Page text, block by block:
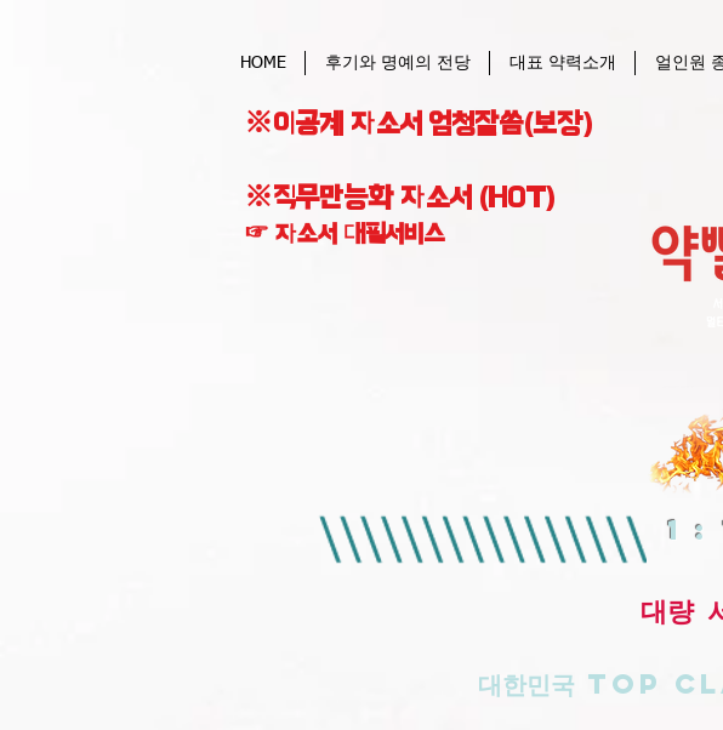
HOME 후기와 명예의 전당 대표 약력소개 얼인원
※이공계 자소서 엄청잘씀(보장)
※직무만능화 자소서 (HOT)
☞ 자소서 대필서비스
1 :
대량
대한민국 top